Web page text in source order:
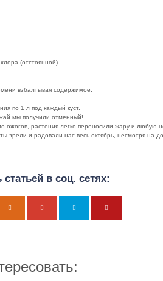
(отстоянной).
взбалтывая содержимое.
по 1 л под каждый куст.
мы получили отменный!
растения легко переносили жару и любую
зрели и радовали нас весь октябрь, несмотря на
в соц. сетях: